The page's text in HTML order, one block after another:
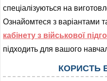
спеціалізуються на
Ознайомтеся з варіантами
кабінету з військової
підходить для вашого
КОРИСТЬ